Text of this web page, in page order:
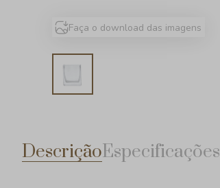
Faça o download das imagens
DescriçãoEspecificações